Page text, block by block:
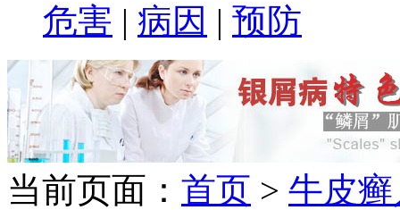
危害 | 病因 | 预防
当前页面： 首页 > 牛皮